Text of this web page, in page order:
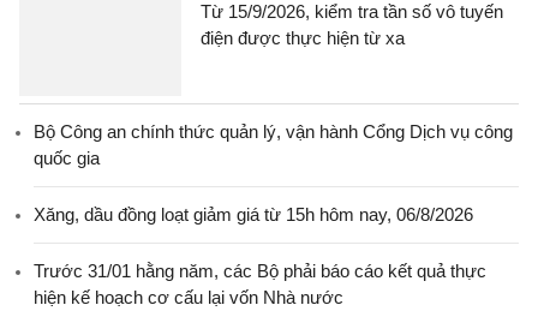
Từ 15/9/2026, kiểm tra tần số vô tuyến
điện được thực hiện từ xa
Bộ Công an chính thức quản lý, vận hành Cổng Dịch vụ công
quốc gia
Xăng, dầu đồng loạt giảm giá từ 15h hôm nay, 06/8/2026
Trước 31/01 hằng năm, các Bộ phải báo cáo kết quả thực
hiện kế hoạch cơ cấu lại vốn Nhà nước